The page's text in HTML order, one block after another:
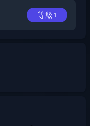
等級 1